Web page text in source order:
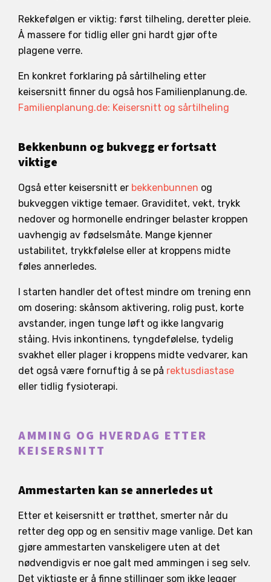
Rekkefølgen er viktig: først tilheling, deretter pleie.
Å massere for tidlig eller gni hardt gjør ofte
plagene verre.
En konkret forklaring på sårtilheling etter
keisersnitt finner du også hos Familienplanung.de.
Familienplanung.de: Keisersnitt og sårtilheling
Bekkenbunn og bukvegg er fortsatt
viktige
Også etter keisersnitt er bekkenbunnen og
bukveggen viktige temaer. Graviditet, vekt, trykk
nedover og hormonelle endringer belaster kroppen
uavhengig av fødselsmåte. Mange kjenner
ustabilitet, trykkfølelse eller at kroppens midte
føles annerledes.
I starten handler det oftest mindre om trening enn
om dosering: skånsom aktivering, rolig pust, korte
avstander, ingen tunge løft og ikke langvarig
ståing. Hvis inkontinens, tyngdefølelse, tydelig
svakhet eller plager i kroppens midte vedvarer, kan
det også være fornuftig å se på rektusdiastase
eller tidlig fysioterapi.
AMMING OG HVERDAG ETTER
KEISERSNITT
Ammestarten kan se annerledes ut
Etter et keisersnitt er trøtthet, smerter når du
retter deg opp og en sensitiv mage vanlige. Det kan
gjøre ammestarten vanskeligere uten at det
nødvendigvis er noe galt med ammingen i seg selv.
Det viktigste er å finne stillinger som ikke legger